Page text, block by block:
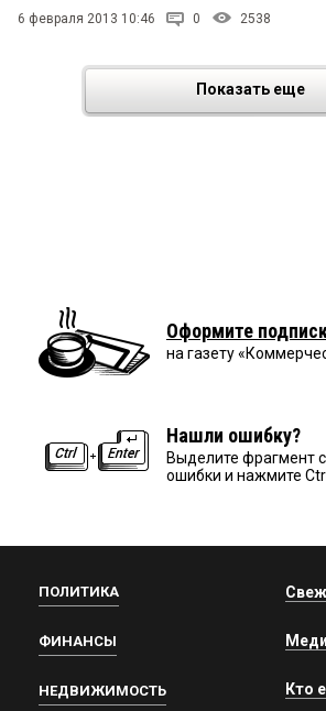
6 февраля 2013 10:46 0 2538
Показать еще
Оформите
на газету
Нашли ошибку?
Выделите фрагмент
ошибки и нажмите
ПОЛИТИКА
ФИНАНСЫ
НЕДВИЖИМОСТЬ Кто